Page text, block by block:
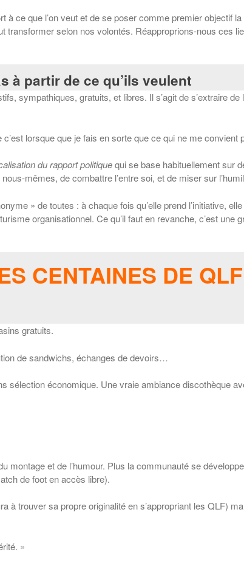
ce que l’on veut et de se poser comme premier objectif
transformer selon nos volontés. Réapproprions-nous ces
à partir de ce qu’ils veulent
sympathiques, gratuits, et libres. Il s’agit de s’extraire
lorsque que je fais en sorte que ce qui ne me
du rapport politiquequi se base habituellement sur
mêmes, de combattre l’entre soi, et de miser sur
» de toutes : à chaque fois qu’elle prend l’initiative,
organisationnel. Ce qu’il faut en revanche, c’est une
CENTAINES DE
gratuits.
de sandwichs, échanges de devoirs…
économique. Une vraie ambiance discothèque
et de l’humour. Plus la communauté se
de foot en accès libre).
à trouver sa propre originalité en s’appropriant les QLF)
»